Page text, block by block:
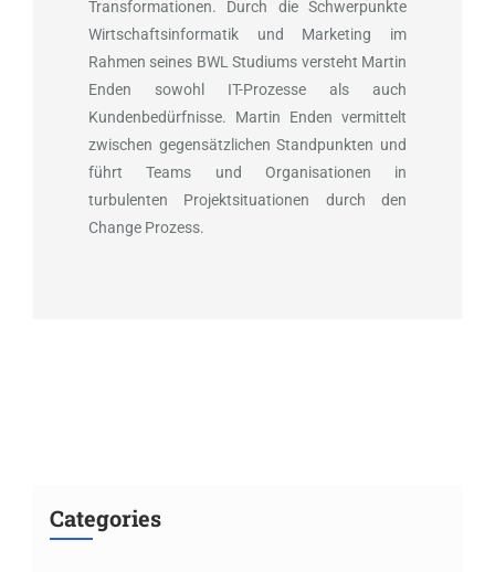
Transformationen. Durch die Schwerpunkte
Wirtschaftsinformatik und Marketing im
Rahmen seines BWL Studiums versteht Martin
Enden sowohl IT-Prozesse als auch
Kundenbedürfnisse. Martin Enden vermittelt
zwischen gegensätzlichen Standpunkten und
führt Teams und Organisationen in
turbulenten Projektsituationen durch den
Change Prozess.
Categories